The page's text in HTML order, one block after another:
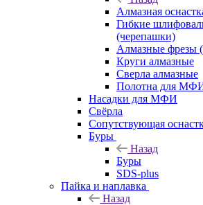
Алмазная
Гибкие
(черепашки)
Алмазные фрезы
Круги алмазные
Сверла алмазные
Полотна для
Насадки для МФИ
Свёрла
Сопутствующая
Буры
Назад
Буры
SDS-plus
Пайка и наплавка
Назад